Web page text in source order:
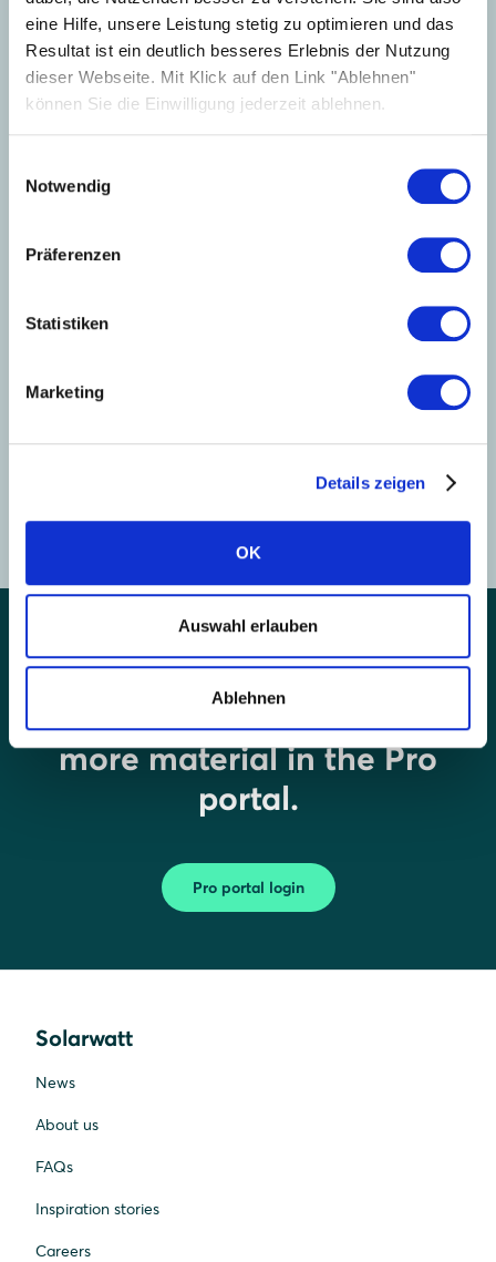
eine Hilfe, unsere Leistung stetig zu optimieren und das
Resultat ist ein deutlich besseres Erlebnis der Nutzung
dieser Webseite. Mit Klick auf den Link "Ablehnen"
können Sie die Einwilligung jederzeit ablehnen.
Notwendig
Präferenzen
Statistiken
Marketing
Details zeigen
OK
Auswahl erlauben
Ablehnen
about services or feedback about our website, our
customer support team will be happy to help you!
Our technical support team is available Monday to
Couldn't find what you
were looking for? There's
more material in the Pro
portal.
Pro portal login
Solarwatt
News
About us
FAQs
Inspiration stories
Careers